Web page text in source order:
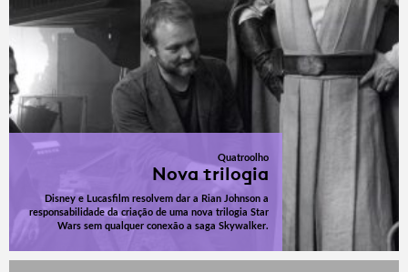
Quatroolho
Nova trilogia
Disney e Lucasfilm resolvem dar a Rian Johnson a
responsabilidade da criação de uma nova trilogia Star
Wars sem qualquer conexão a saga Skywalker.